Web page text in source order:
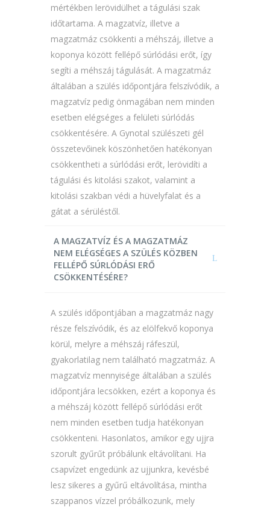
mértékben lerövidülhet a tágulási szak
időtartama. A magzatvíz, illetve a
magzatmáz csökkenti a méhszáj, illetve a
koponya között fellépő súrlódási erőt, így
segíti a méhszáj tágulását. A magzatmáz
általában a szülés időpontjára felszívódik, a
magzatvíz pedig önmagában nem minden
esetben elégséges a felületi súrlódás
csökkentésére. A Gynotal szülészeti gél
összetevőinek köszönhetően hatékonyan
csökkentheti a súrlódási erőt, lerövidíti a
tágulási és kitolási szakot, valamint a
kitolási szakban védi a hüvelyfalat és a
gátat a sérüléstől.
A MAGZATVÍZ ÉS A MAGZATMÁZ
NEM ELÉGSÉGES A SZÜLÉS KÖZBEN
FELLÉPŐ SÚRLÓDÁSI ERŐ
CSÖKKENTÉSÉRE?
A szülés időpontjában a magzatmáz nagy
része felszívódik, és az elölfekvő koponya
körül, melyre a méhszáj ráfeszül,
gyakorlatilag nem található magzatmáz. A
magzatvíz mennyisége általában a szülés
időpontjára lecsökken, ezért a koponya és
a méhszáj között fellépő súrlódási erőt
nem minden esetben tudja hatékonyan
csökkenteni. Hasonlatos, amikor egy ujjra
szorult gyűrűt próbálunk eltávolítani. Ha
csapvízet engedünk az ujjunkra, kevésbé
lesz sikeres a gyűrű eltávolítása, mintha
szappanos vízzel próbálkozunk, mely